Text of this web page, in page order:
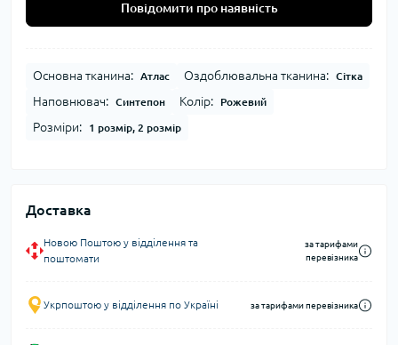
Повідомити про наявність
Основна тканина: Атлас Оздоблювальна тканина: Сітка
Наповнювач: Синтепон Колір: Рожевий
Розміри: 1 розмір, 2 розмір
Доставка
Новою Поштою у відділення та
поштомати
за тарифами
перевізника
Укрпоштою у відділення по Україні за тарифами перевізника